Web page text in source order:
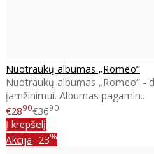
Nuotraukų albumas „Romeo“
Nuotraukų albumas „Romeo“ -
įamžinimui. Albumas pagamin..
€2890€3690
Į krepšelį
Akcija -23%